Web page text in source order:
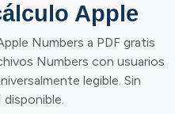
Apple
Numbers a PDF gratis
Numbers con usuarios
legible. Sin